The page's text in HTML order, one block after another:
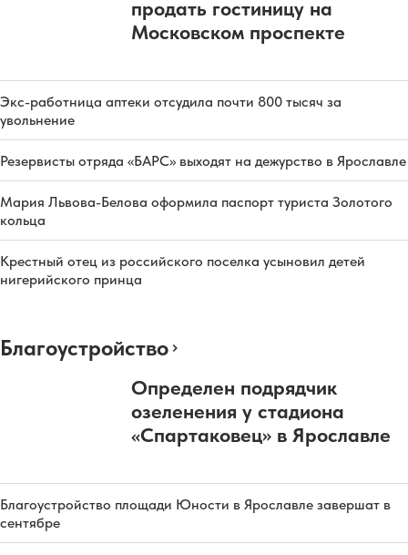
продать гостиницу на
Московском проспекте
Экс-работница аптеки отсудила почти 800 тысяч за
увольнение
Резервисты отряда «БАРС» выходят на дежурство в Ярославле
Мария Львова-Белова оформила паспорт туриста Золотого
кольца
Крестный отец из российского поселка усыновил детей
нигерийского принца
Благоустройство
Определен подрядчик
озеленения у стадиона
«Спартаковец» в Ярославле
Благоустройство площади Юности в Ярославле завершат в
сентябре